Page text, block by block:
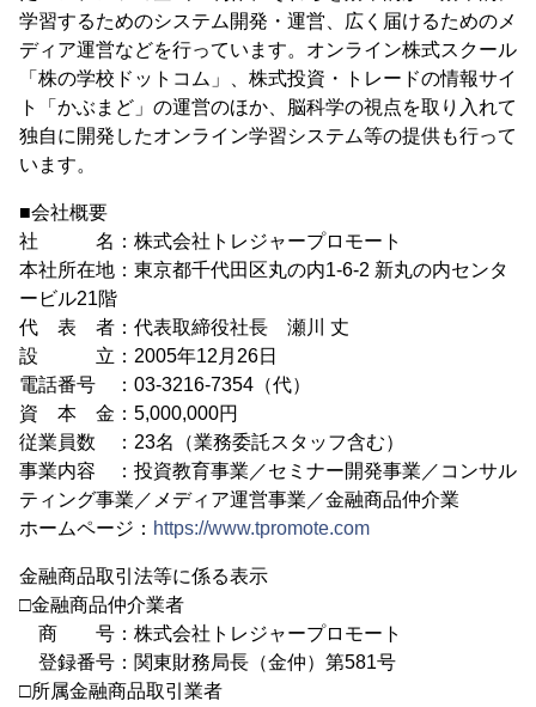
学習するためのシステム開発・運営、広く届けるためのメ
ディア運営などを行っています。オンライン株式スクール
「株の学校ドットコム」、株式投資・トレードの情報サイ
ト「かぶまど」の運営のほか、脳科学の視点を取り入れて
独自に開発したオンライン学習システム等の提供も行って
います。
■会社概要
社 名：株式会社トレジャープロモート
本社所在地：東京都千代田区丸の内1-6-2 新丸の内センタ
ービル21階
代 表 者：代表取締役社長 瀬川 丈
設 立：2005年12月26日
電話番号 ：03-3216-7354（代）
資 本 金：5,000,000円
従業員数 ：23名（業務委託スタッフ含む）
事業内容 ：投資教育事業／セミナー開発事業／コンサル
ティング事業／メディア運営事業／金融商品仲介業
ホームページ： https://www.tpromote.com
金融商品取引法等に係る表示
□金融商品仲介業者
商 号：株式会社トレジャープロモート
登録番号：関東財務局長（金仲）第581号
□所属金融商品取引業者